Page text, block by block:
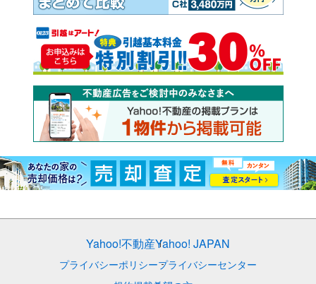
Yahoo!不動産Yahoo! JAPAN
プライバシーポリシープライバシーセンター